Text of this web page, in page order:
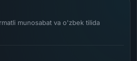
munosabat va o'zbek tilida